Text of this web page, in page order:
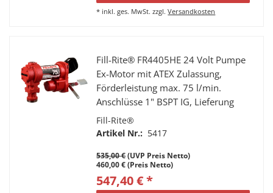
* inkl. ges. MwSt. zzgl.Versandkosten
Fill-Rite® FR4405HE 24 Volt Pumpe
Ex-Motor mit ATEX Zulassung,
Förderleistung max. 75 l/min.
Anschlüsse 1" BSPT IG, Lieferung
ohne Netzkabel, Klemmen, Schlauch
und Zapfpistole.
Fill-Rite®
Artikel Nr.: 5417
535,00 €(UVP Preis Netto)
460,00 € (Preis Netto)
547,40 € *